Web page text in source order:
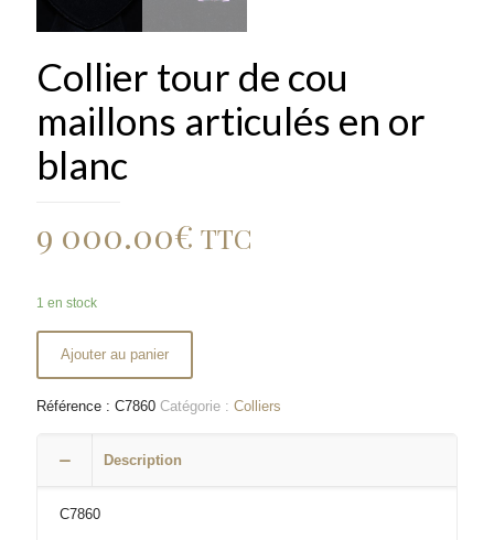
Collier tour de cou
maillons articulés en or
blanc
9 000.00€ TTC
1 en stock
Ajouter au panier
Référence : C7860 Catégorie : Colliers
Description
C7860